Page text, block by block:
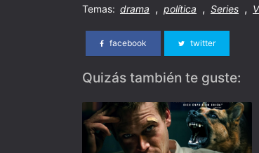
Temas: drama , política , Series ,
facebook twitter
Quizás también te guste: